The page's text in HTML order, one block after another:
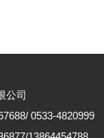
公司
0533-4820999